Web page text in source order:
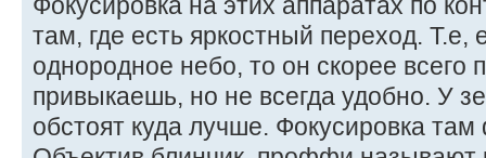
там, где есть яркостный переход. Т.е,
однородное небо, то он скорее всего
привыкаешь, но не всегда удобно. У
обстоят куда лучше. Фокусировка